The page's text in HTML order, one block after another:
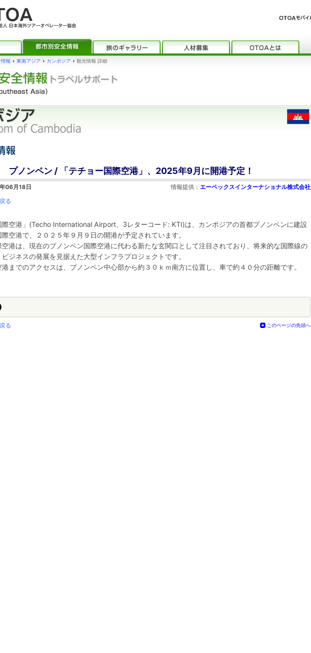
報 › 東南アジア › カンボジア › 観光情報 詳細
プノンペン / 「テチョー国際空港」、2025年9月に開港予定！
06月18日 情報提供： エーペックスインターナショナル株式会社
る
際空港」(Techo International Airport、3レターコード: KTI)は、カンボジアの首都プノンペンに建設
空港で、２０２５年９月９日の開港が予定されています。
空港は、現在のプノンペン国際空港に代わる新たな玄関口として注目されており、将来的な国際線の
ジネスの発展を見据えた大型インフラプロジェクトです。
までのアクセスは、プノンペン中心部から約３０ｋｍ南方に位置し、車で約４０分の距離です。
る このページの先頭へ